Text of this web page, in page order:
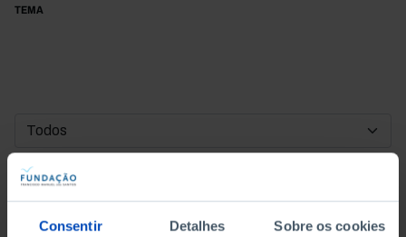
Consentir Detalhes Sobre os cookies
TEMA
DATA DE INÍCIO
DATA DE FIM